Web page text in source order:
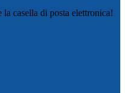
casella di posta elettronica!